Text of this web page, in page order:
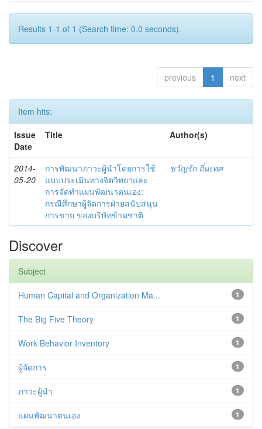
Results 1-1 of 1 (Search time: 0.0 seconds).
previous 1 next
Item hits:
Issue
Date
Title Author(s)
2014-
05-20
การพัฒนาภาวะผู้นำโดยการใช้
แบบประเมินทางจิตวิทยาและ
การจัดทำแผนพัฒนาตนเอง:
กรณีศึกษาผู้จัดการฝ่ายสนับสนุน
การขาย ของบริษัทข้ามชาติ
ขวัญรัก ถิ่นเทศ
Discover
Subject
1
Human Capital and Organization Ma...
1
The Big Five Theory
1
Work Behavior Inventory
1
ผู้จัดการ
1
ภาวะผู้นำ
1
แผนพัฒนาตนเอง